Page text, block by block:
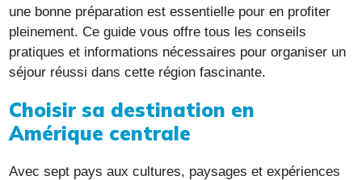
une bonne préparation est essentielle pour en profiter
pleinement. Ce guide vous offre tous les conseils
pratiques et informations nécessaires pour organiser un
séjour réussi dans cette région fascinante.
Choisir sa destination en
Amérique centrale
Avec sept pays aux cultures, paysages et expériences